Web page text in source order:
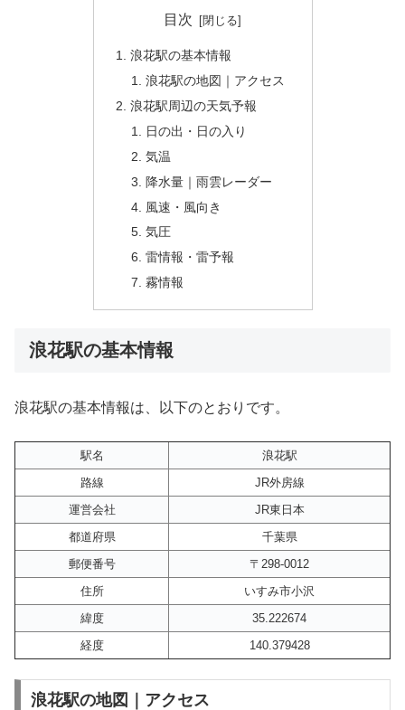
目次
浪花駅の基本情報
浪花駅の地図｜アクセス
浪花駅周辺の天気予報
日の出・日の入り
気温
降水量｜雨雲レーダー
風速・風向き
気圧
雷情報・雷予報
霧情報
浪花駅の基本情報
浪花駅の基本情報は、以下のとおりです。
駅名
浪花駅
路線
JR外房線
運営会社
JR東日本
都道府県
千葉県
郵便番号
〒298-0012
住所
いすみ市小沢
緯度
35.222674
経度
140.379428
浪花駅の地図｜アクセス